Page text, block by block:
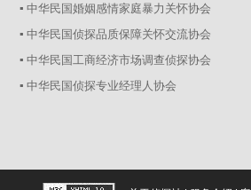
▪ 中华民国婚姻感情家庭暴力关怀协会
▪ 中华民国侦探品质保障关怀交流协会
▪ 中华民国工商经济市场调查侦探协会
▪ 中华民国侦探专业经理人协会